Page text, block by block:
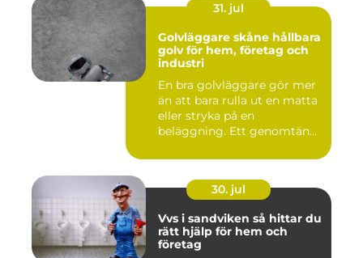
31. jul
Golvläggare skåne hållbara
golv för hem, företag och
industri
En bra golvläggare gör mer
än att bara rulla ut en matta
eller stryka på en
beläggning. Ett genomtän...
30. jul
Vvs i sandviken så hittar du
rätt hjälp för hem och
företag